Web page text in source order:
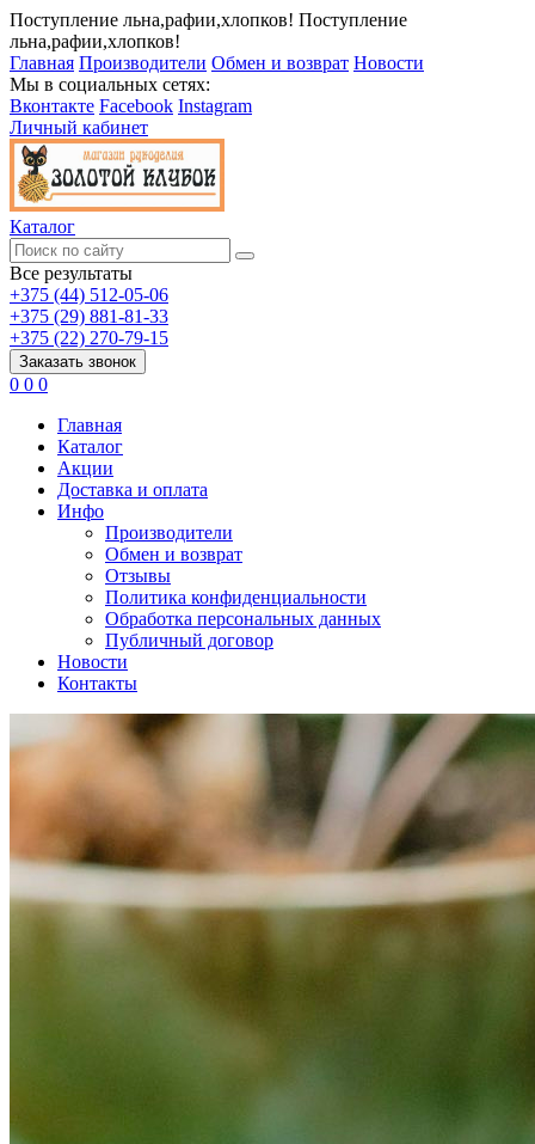
Поступление льна,рафии,хлопков! Поступление
льна,рафии,хлопков!
Главная Производители Обмен и возврат Новости
Мы в социальных сетях:
Вконтакте Facebook Instagram
Личный кабинет
Каталог
Все результаты
+375 (44) 512-05-06
+375 (29) 881-81-33
+375 (22) 270-79-15
Заказать звонок
0 0 0
Главная
Каталог
Акции
Доставка и оплата
Инфо
Производители
Обмен и возврат
Отзывы
Политика конфиденциальности
Обработка персональных данных
Публичный договор
Новости
Контакты